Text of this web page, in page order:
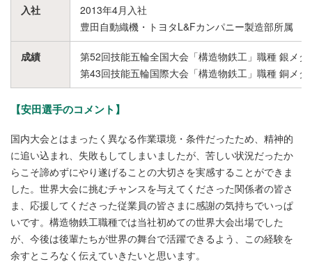
入社
2013年4月入社
豊田自動織機・トヨタL&Fカンパニー製造部所属
成績
第52回技能五輪全国大会「構造物鉄工」職種 銀メダ
第43回技能五輪国際大会「構造物鉄工」職種 銅メダ
【安田選手のコメント】
国内大会とはまったく異なる作業環境・条件だったため、精神的
に追い込まれ、失敗もしてしまいましたが、苦しい状況だったか
らこそ諦めずにやり遂げることの大切さを実感することができま
した。世界大会に挑むチャンスを与えてくださった関係者の皆さ
ま、応援してくださった従業員の皆さまに感謝の気持ちでいっぱ
いです。構造物鉄工職種では当社初めての世界大会出場でした
が、今後は後輩たちが世界の舞台で活躍できるよう、この経験を
余すところなく伝えていきたいと思います。